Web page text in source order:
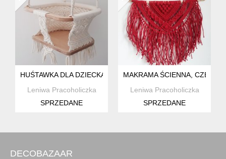
HUŚTAWKA DLA DZIECKA, WZÓR NR 1, MAKRAMA
Leniwa Pracoholiczka
SPRZEDANE
MAKRAMA ŚCIENNA,
Leniwa Pracoholiczka
SPRZEDANE
DECOBAZAAR